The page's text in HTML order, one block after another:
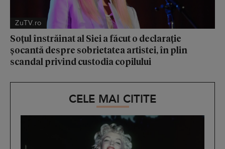
ZuTV.ro
Soțul înstrăinat al Siei a făcut o declarație
șocantă despre sobrietatea artistei, în plin
scandal privind custodia copilului
CELE MAI CITITE